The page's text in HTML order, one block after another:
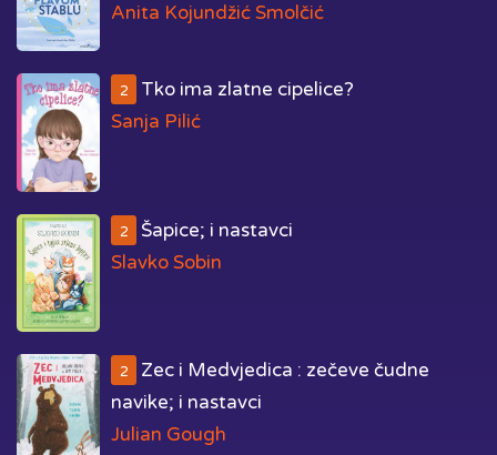
Anita Kojundžić Smolčić
2
Tko ima zlatne cipelice?
Sanja Pilić
2
Šapice; i nastavci
Slavko Sobin
2
Zec i Medvjedica : zečeve čudne
navike; i nastavci
Julian Gough